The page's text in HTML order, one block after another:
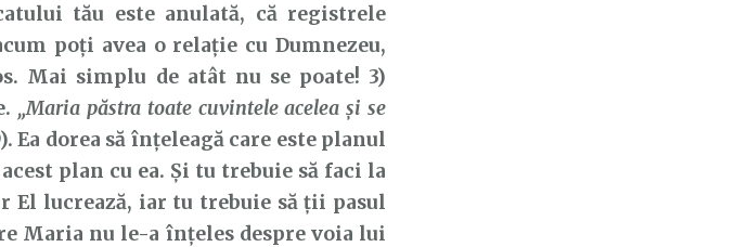
tău este anulată, că registrele
poți avea o relație cu Dumnezeu,
Mai simplu de atât nu se poate! 3)
„Maria păstra toate cuvintele acelea și se
Ea dorea să înțeleagă care este planul
plan cu ea. Și tu trebuie să faci la
El lucrează, iar tu trebuie să ții pasul
Maria nu le-a înțeles despre voia lui